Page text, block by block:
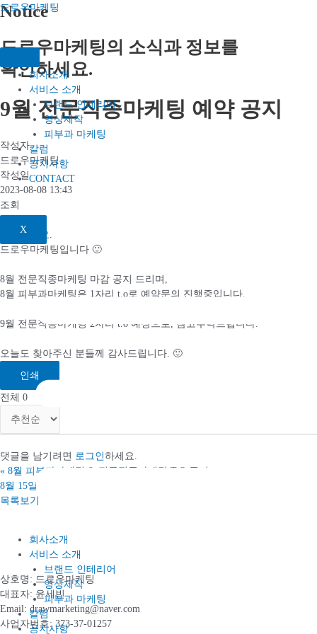
콘텐츠로
드로우마케팅
회사소개
서비스 소개
브랜드 인테리어
영상제작
피부과 마케팅
칼럼
공지사항
CONTACT
X
회사소개
서비스 소개
브랜드 인테리어
영상제작
피부과 마케팅
칼럼
공지사항
Notice
드로우마케팅의 소식과 정보를
확인하세요.​
9월 전문직종마케팅 예약 공지
작성자
드로우마케팅
작성일
2023-08-08 13:43
조회
741
안녕하세요.
드로우마케팅입니다 🙂
8월 전문직종마케팅 마감 공지 드리며,
8월 피부과마케팅은 1자리 t.o로 예약문의 진행중입니다.
9월 전문직종마케팅 2자리 t.o 예정으로, 참고부탁드립니다.
오늘도 찾아주신 분들께 감사드립니다. 🙂
인쇄
전체 0
댓글을 남기려면 로그인하세요.
« 8월 피부과마케팅 & 전문직종마케팅 T.O 공지
8월 15일 광복절 휴무안내
목록보기
상호명: 드로우마케팅
대표자: 윤세빈
Email: drawmarketing@naver.com
사업자번호: 373-37-01257